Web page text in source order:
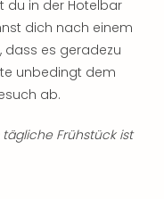
du in der Hotelbar
dich nach einem
dass es geradezu
unbedingt dem
ab.
Frühstück ist